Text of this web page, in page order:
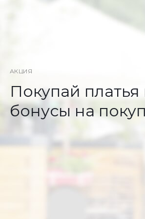
АКЦИЯ
Покупай
бонусы на